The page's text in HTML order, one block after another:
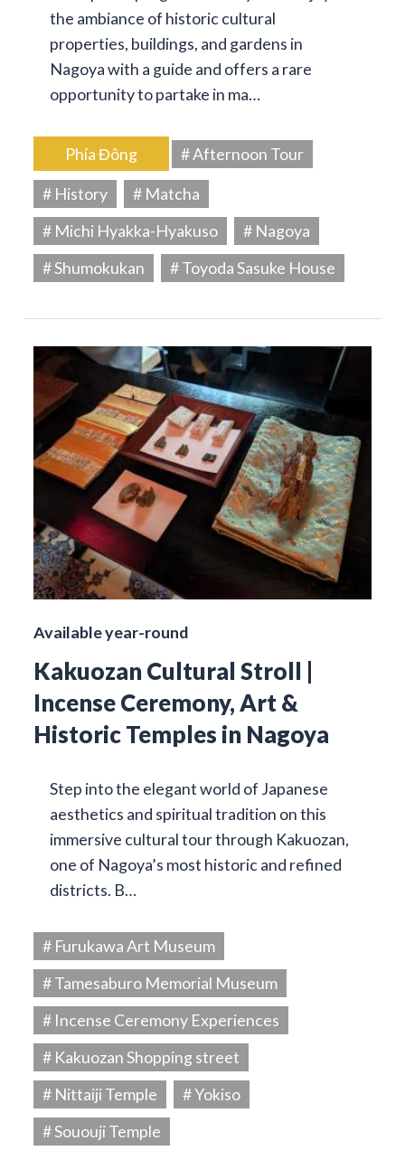
the ambiance of historic cultural
properties, buildings, and gardens in
Nagoya with a guide and offers a rare
opportunity to partake in ma…
Phía Đông
# Afternoon Tour
# History
# Matcha
# Michi Hyakka-Hyakuso
# Nagoya
# Shumokukan
# Toyoda Sasuke House
Available year-round
Kakuozan Cultural Stroll |
Incense Ceremony, Art &
Historic Temples in Nagoya
Step into the elegant world of Japanese
aesthetics and spiritual tradition on this
immersive cultural tour through Kakuozan,
one of Nagoya’s most historic and refined
districts. B…
# Furukawa Art Museum
# Tamesaburo Memorial Museum
# Incense Ceremony Experiences
# Kakuozan Shopping street
# Nittaiji Temple
# Yokiso
# Sououji Temple